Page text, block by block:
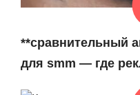
**сравнительный
для smm — где